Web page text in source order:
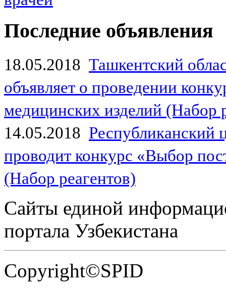
Последние объявления
18.05.2018 Ташкентский
объявляет о проведении
медицинских изделий (Набор
14.05.2018
проводит конкурс «Выбор
(Набор реагентов)
Сайты единой
портала Узбекистана
Copyright©SPID